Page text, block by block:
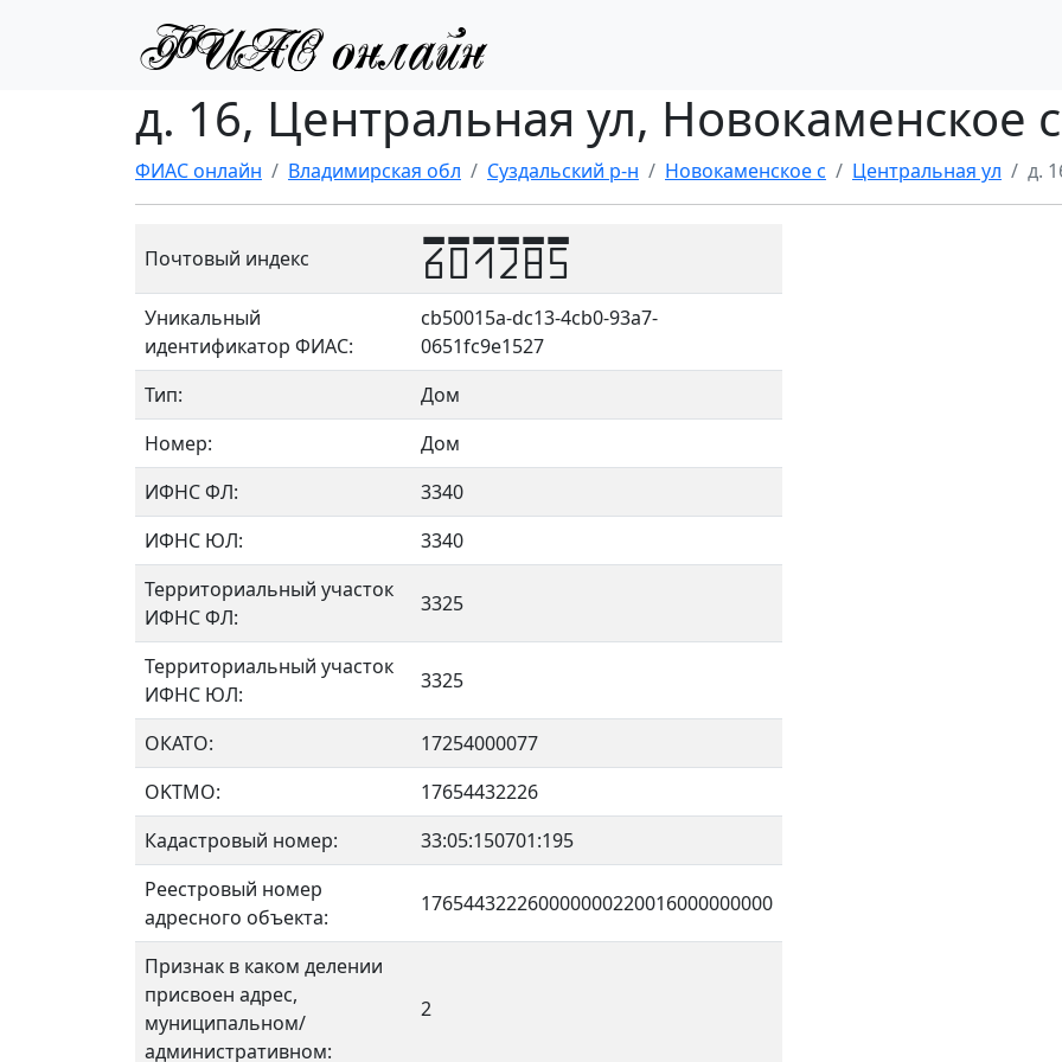
д. 16, Центральная ул, Новокаменское с
ФИАС онлайн Владимирская обл Суздальский р-н Новокаменское с Центральная ул д.
Почтовый индекс 601285
Уникальный
идентификатор ФИАС:
cb50015a-dc13-4cb0-93a7-
0651fc9e1527
Тип:
Дом
Номер:
Дом
ИФНС ФЛ:
3340
ИФНС ЮЛ:
3340
Территориальный участок
ИФНС ФЛ:
3325
Территориальный участок
ИФНС ЮЛ:
3325
ОКАТО:
17254000077
OKTMO:
17654432226
Кадастровый номер:
33:05:150701:195
Реестровый номер
адресного объекта:
176544322260000000220016000000000
Признак в каком делении
присвоен адрес,
муниципальном/
административном:
2